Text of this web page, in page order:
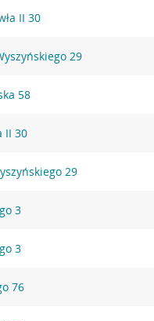
II 30
29
58
II 30
29
3
3
76